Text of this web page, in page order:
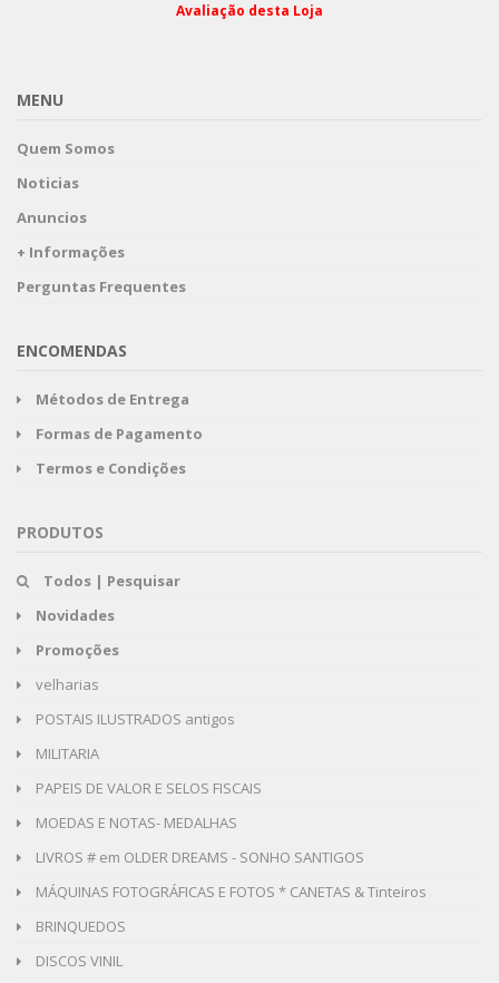
Avaliação desta Loja
MENU
Quem Somos
Noticias
Anuncios
+ Informações
Perguntas Frequentes
ENCOMENDAS
Métodos de Entrega
Formas de Pagamento
Termos e Condições
PRODUTOS
Todos | Pesquisar
Novidades
Promoções
velharias
POSTAIS ILUSTRADOS antigos
MILITARIA
PAPEIS DE VALOR E SELOS FISCAIS
MOEDAS E NOTAS- MEDALHAS
LIVROS # em OLDER DREAMS - SONHO SANTIGOS
MÁQUINAS FOTOGRÁFICAS E FOTOS * CANETAS & Tinteiros
BRINQUEDOS
DISCOS VINIL